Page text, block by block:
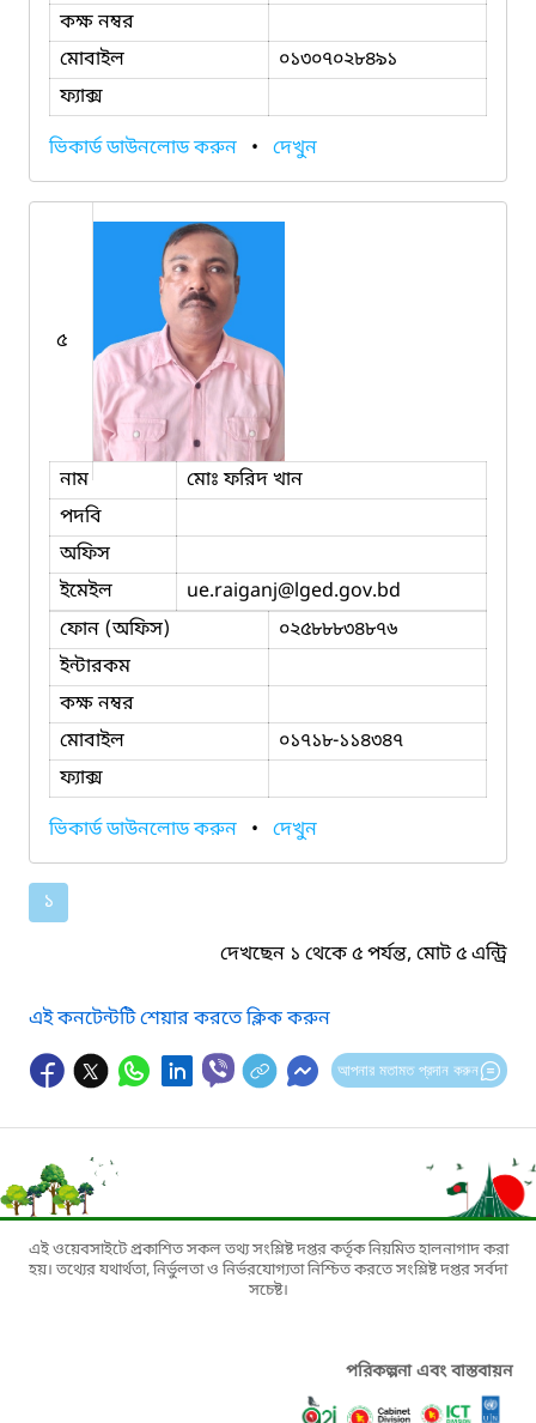
কক্ষ নম্বর
মোবাইল
০১৩০৭০২৮৪৯১
ফ্যাক্স
ভিকার্ড ডাউনলোড করুন • দেখুন
৫
নাম
মোঃ ফরিদ খান
পদবি
অফিস
ইমেইল
ue.raiganj@lged.gov.bd
ফোন (অফিস)
০২৫৮৮৮৩৪৮৭৬
ইন্টারকম
কক্ষ নম্বর
মোবাইল
০১৭১৮-১১৪৩৪৭
ফ্যাক্স
ভিকার্ড ডাউনলোড করুন • দেখুন
১
দেখছেন ১ থেকে ৫ পর্যন্ত, মোট ৫ এন্ট্রি
এই কনটেন্টটি শেয়ার করতে ক্লিক করুন
আপনার মতামত প্রদান করুন
এই ওয়েবসাইটে প্রকাশিত সকল তথ্য সংশ্লিষ্ট দপ্তর কর্তৃক নিয়মিত হালনাগাদ করা
হয়। তথ্যের যথার্থতা, নির্ভুলতা ও নির্ভরযোগ্যতা নিশ্চিত করতে সংশ্লিষ্ট দপ্তর সর্বদা
সচেষ্ট।
পরিকল্পনা এবং বাস্তবায়ন